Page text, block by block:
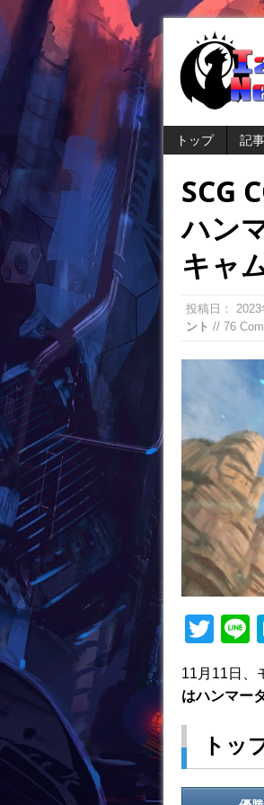
トップ 記
SCG
ハン
キャ
投稿日： 2023
ント // 76
T
itt
11月11日、
はハンマー
トッ